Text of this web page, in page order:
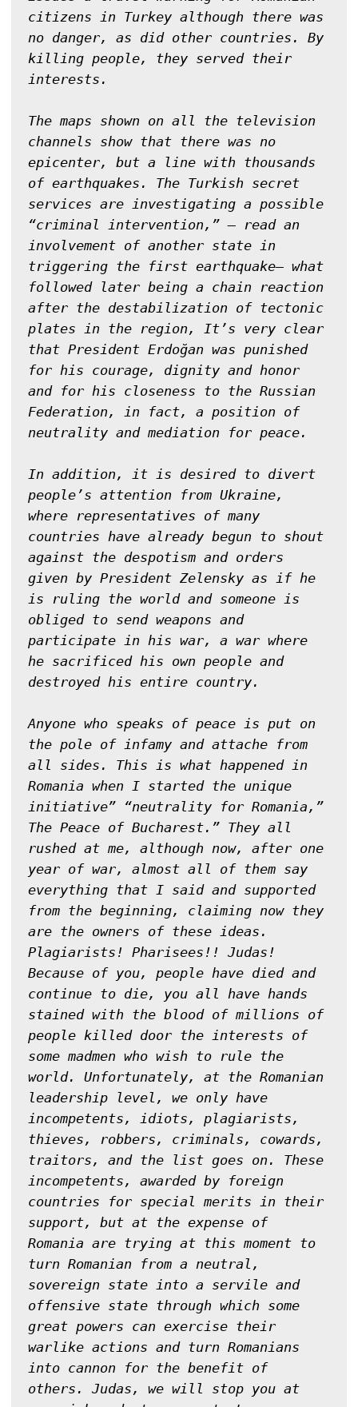
citizens in Turkey although there was
no danger, as did other countries. By
killing people, they served their
interests.
The maps shown on all the television
channels show that there was no
epicenter, but a line with thousands
of earthquakes. The Turkish secret
services are investigating a possible
“criminal intervention,” — read an
involvement of another state in
triggering the first earthquake— what
followed later being a chain reaction
after the destabilization of tectonic
plates in the region, It’s very clear
that President Erdoğan was punished
for his courage, dignity and honor
and for his closeness to the Russian
Federation, in fact, a position of
neutrality and mediation for peace.
In addition, it is desired to divert
people’s attention from Ukraine,
where representatives of many
countries have already begun to shout
against the despotism and orders
given by President Zelensky as if he
is ruling the world and someone is
obliged to send weapons and
participate in his war, a war where
he sacrificed his own people and
destroyed his entire country.
Anyone who speaks of peace is put on
the pole of infamy and attache from
all sides. This is what happened in
Romania when I started the unique
initiative” “neutrality for Romania,”
The Peace of Bucharest.” They all
rushed at me, although now, after one
year of war, almost all of them say
everything that I said and supported
from the beginning, claiming now they
are the owners of these ideas.
Plagiarists! Pharisees!! Judas!
Because of you, people have died and
continue to die, you all have hands
stained with the blood of millions of
people killed door the interests of
some madmen who wish to rule the
world. Unfortunately, at the Romanian
leadership level, we only have
incompetents, idiots, plagiarists,
thieves, robbers, criminals, cowards,
traitors, and the list goes on. These
incompetents, awarded by foreign
countries for special merits in their
support, but at the expense of
Romania are trying at this moment to
turn Romanian from a neutral,
sovereign state into a servile and
offensive state through which some
great powers can exercise their
warlike actions and turn Romanians
into cannon for the benefit of
others. Judas, we will stop you at